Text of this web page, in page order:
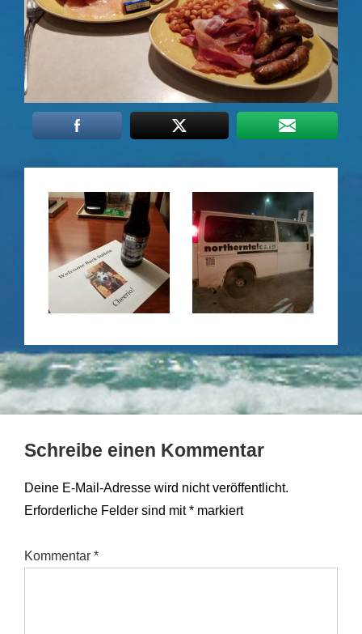
Schreibe einen Kommentar
Deine E-Mail-Adresse wird nicht veröffentlicht.
Erforderliche Felder sind mit* markiert
Kommentar *